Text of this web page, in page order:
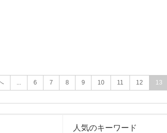
... 6 7 8 9 10 11 12 13
人気のキーワード